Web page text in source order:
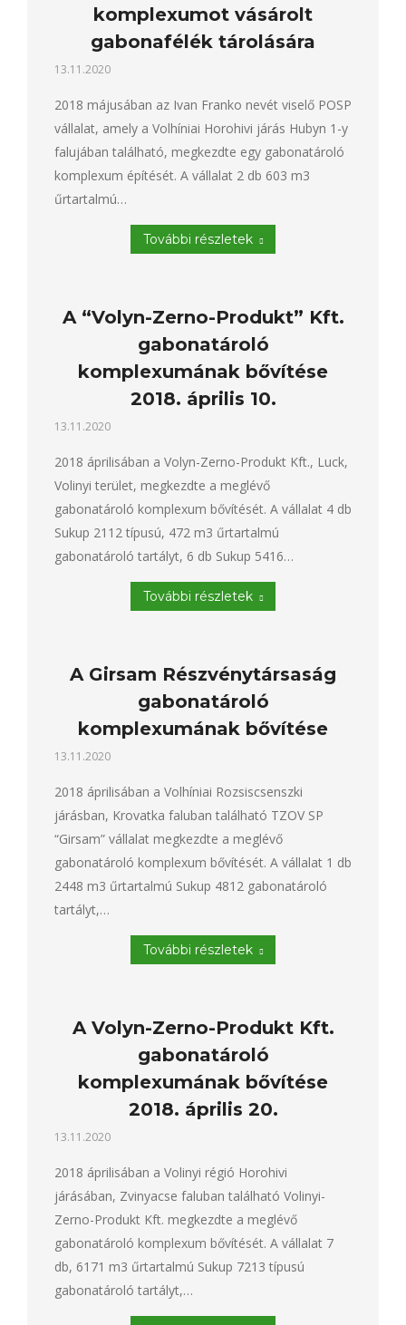
komplexumot vásárolt
gabonafélék tárolására
13.11.2020
2018 májusában az Ivan Franko nevét viselő POSP
vállalat, amely a Volhíniai Horohivi járás Hubyn 1-y
falujában található, megkezdte egy gabonatároló
komplexum építését. A vállalat 2 db 603 m3
űrtartalmú…
További részletek
A “Volyn-Zerno-Produkt” Kft.
gabonatároló
komplexumának bővítése
2018. április 10.
13.11.2020
2018 áprilisában a Volyn-Zerno-Produkt Kft., Luck,
Volinyi terület, megkezdte a meglévő
gabonatároló komplexum bővítését. A vállalat 4 db
Sukup 2112 típusú, 472 m3 űrtartalmú
gabonatároló tartályt, 6 db Sukup 5416…
További részletek
A Girsam Részvénytársaság
gabonatároló
komplexumának bővítése
13.11.2020
2018 áprilisában a Volhíniai Rozsiscsenszki
járásban, Krovatka faluban található TZOV SP
“Girsam” vállalat megkezdte a meglévő
gabonatároló komplexum bővítését. A vállalat 1 db
2448 m3 űrtartalmú Sukup 4812 gabonatároló
tartályt,…
További részletek
A Volyn-Zerno-Produkt Kft.
gabonatároló
komplexumának bővítése
2018. április 20.
13.11.2020
2018 áprilisában a Volinyi régió Horohivi
járásában, Zvinyacse faluban található Volinyi-
Zerno-Produkt Kft. megkezdte a meglévő
gabonatároló komplexum bővítését. A vállalat 7
db, 6171 m3 űrtartalmú Sukup 7213 típusú
gabonatároló tartályt,…